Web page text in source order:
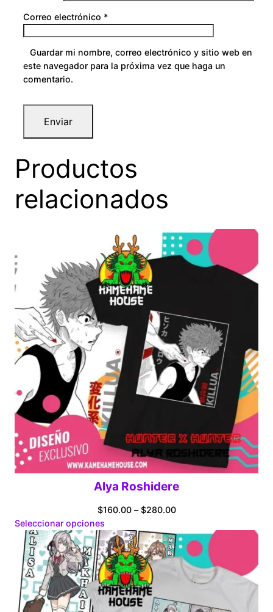
Correo electrónico *
Guardar mi nombre, correo electrónico y sitio web en
este navegador para la próxima vez que haga un
comentario.
Productos
relacionados
Alya Roshidere
$160.00 – $280.00Price
$160.00
through
$280.00
Seleccionar opciones